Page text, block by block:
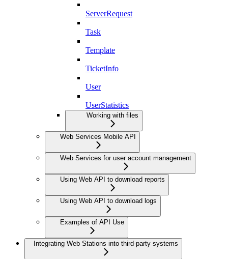
ServerRequest
Task
Template
TicketInfo
User
UserStatistics
Working with files
Web Services Mobile API
Web Services for user account management
Using Web API to download reports
Using Web API to download logs
Examples of API Use
Integrating Web Stations into third-party systems